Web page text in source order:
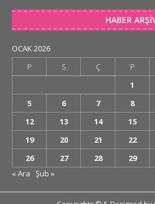
HABER
OCAK 2026
P
S Ç P
1
5
6 7 8
12
13 14 15
19
20 21 22
26
27 28 29
« Ara Şub »